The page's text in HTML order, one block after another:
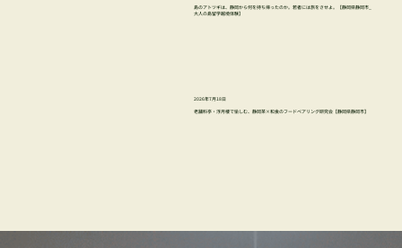
島のアトツギは、静岡から何を持ち帰ったのか。若者には旅をさせよ。【静岡県静岡市_
大人の島留学越境体験】
2026年7月18日
老舗料亭・浮月楼で愉しむ、静岡茶×和食のフードペアリング研究会【静岡県静岡市】